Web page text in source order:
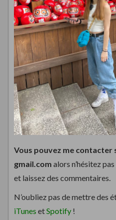
Vous pouvez me contacter
gmail.com alors n’hésitez
et laissez des commentaires.
N’oubliez pas de mettre des
iTunes etSpotify !